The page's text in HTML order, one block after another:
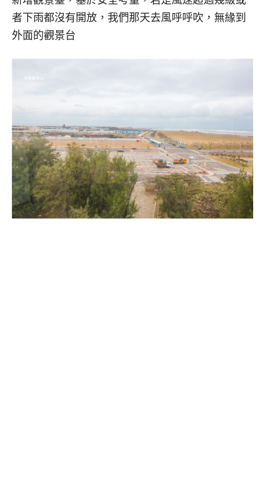
者下雨都沒有開放，我們那天去風呼呼吹，無緣到
外面的觀景台